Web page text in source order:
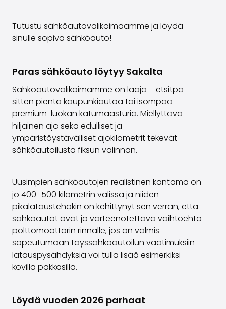
Tutustu sähköautovalikoimaamme ja löydä
sinulle sopiva sähköauto!
Paras sähköauto löytyy Sakalta
Sähköautovalikoimamme on laaja – etsitpä
sitten pientä kaupunkiautoa tai isompaa
premium-luokan katumaasturia. Miellyttävä
hiljainen ajo sekä edulliset ja
ympäristöystävälliset ajokilometrit tekevät
sähköautoilusta fiksun valinnan.
Uusimpien sähköautojen realistinen kantama on
jo 400–500 kilometrin välissä ja niiden
pikalataustehokin on kehittynyt sen verran, että
sähköautot ovat jo varteenotettava vaihtoehto
polttomoottorin rinnalle, jos on valmis
sopeutumaan täyssähköautoilun vaatimuksiin –
latauspysähdyksiä voi tulla lisää esimerkiksi
kovilla pakkasilla.
Löydä vuoden 2026 parhaat